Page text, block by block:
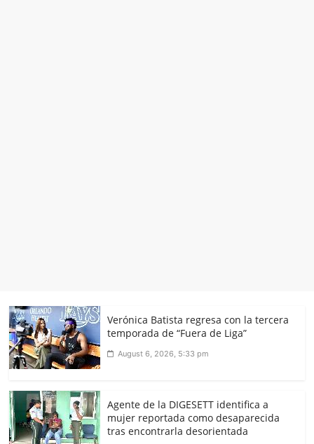
Verónica Batista regresa con la tercera
temporada de “Fuera de Liga”
August 6, 2026, 5:33 pm
Agente de la DIGESETT identifica a
mujer reportada como desaparecida
tras encontrarla desorientada